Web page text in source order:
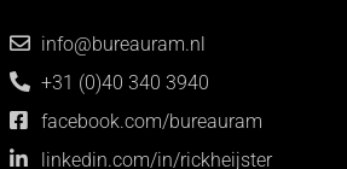
info@bureauram.nl
+31 (0)40 340 3940
facebook.com/bureauram
linkedin.com/in/rickheijster